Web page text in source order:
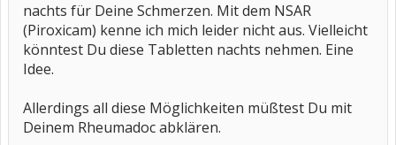
nachts für Deine Schmerzen. Mit dem NSAR
(Piroxicam) kenne ich mich leider nicht aus. Vielleicht
könntest Du diese Tabletten nachts nehmen. Eine
Idee.
Allerdings all diese Möglichkeiten müßtest Du mit
Deinem Rheumadoc abklären.